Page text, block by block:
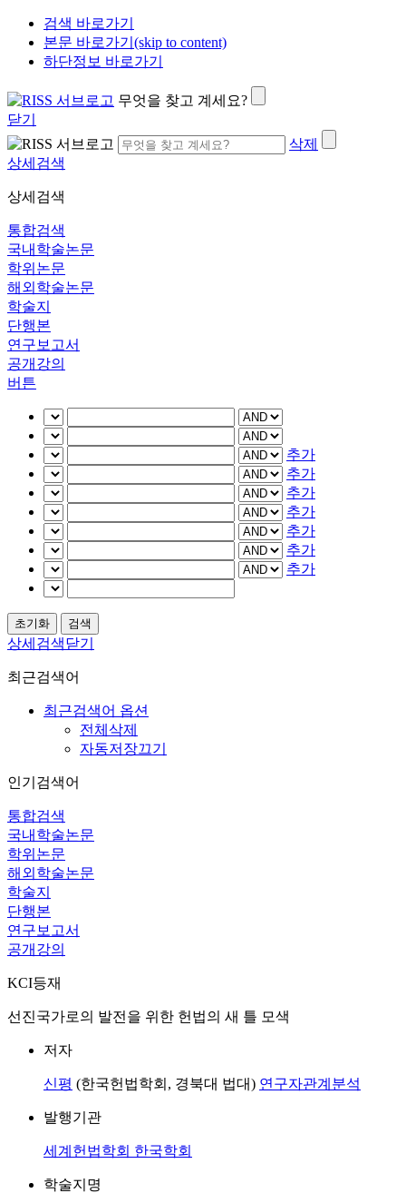
검색 바로가기
본문 바로가기(skip to content)
하단정보 바로가기
무엇을 찾고 계세요?
닫기
삭제
상세검색
상세검색
통합검색
국내학술논문
학위논문
해외학술논문
학술지
단행본
연구보고서
공개강의
버튼
추가
추가
추가
추가
추가
추가
추가
상세검색닫기
최근검색어
최근검색어 옵션
전체삭제
자동저장끄기
인기검색어
통합검색
국내학술논문
학위논문
해외학술논문
학술지
단행본
연구보고서
공개강의
KCI등재
선진국가로의 발전을 위한 헌법의 새 틀 모색
저자
신평 (한국헌법학회, 경북대 법대) 연구자관계분석
발행기관
세계헌법학회 한국학회
학술지명